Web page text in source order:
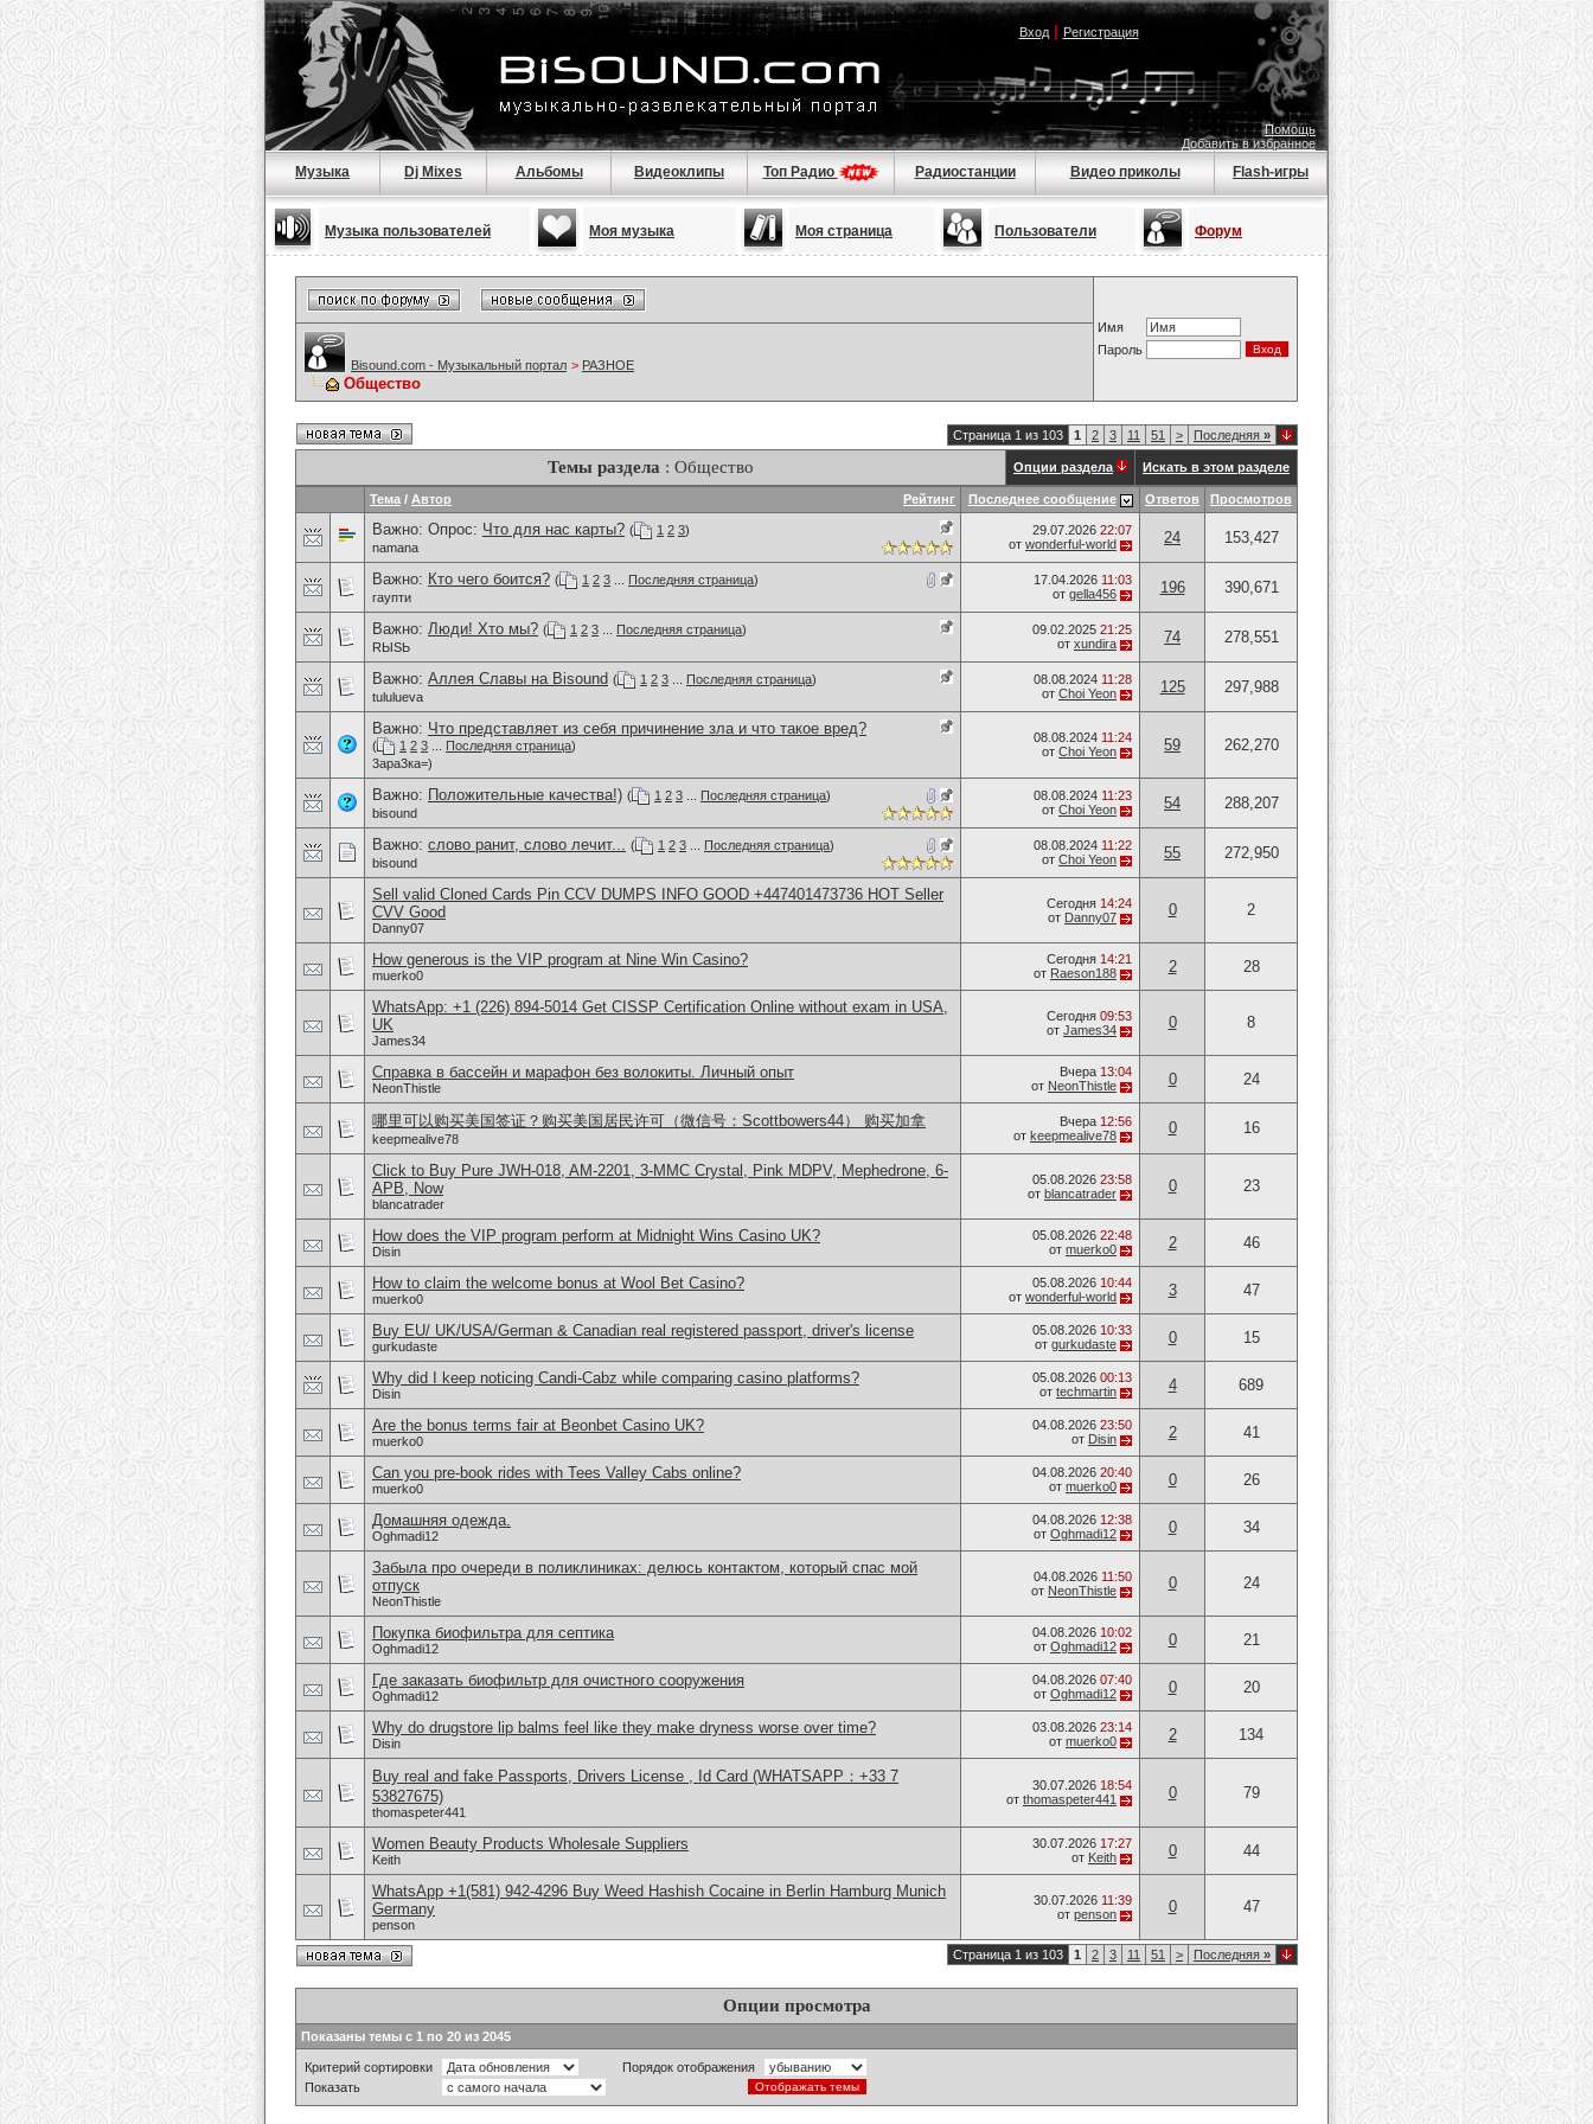
Вход| Регистрация
Помощь
Добавить в избранное
Музыка Dj Mixes Альбомы Видеоклипы Топ Радио Радиостанции Видео приколы Flash-игры
Музыка пользователей Моя музыка Моя страница Пользователи Форум
Имя
Пароль
Bisound.com - Музыкальный портал > РАЗНОЕ
Общество
Страница 1 из 103 1 2 3 11 51 > Последняя »
Темы раздела : Общество Опции раздела Искать в этом разделе
Рейтинг
Тема / Автор Последнее сообщение Ответов Просмотров
Важно: Опрос: Что для нас карты? ( 1 2 3)
namana
29.07.2026 22:07
от wonderful-world 24 153,427
Важно: Кто чего боится? ( 1 2 3 Последняя страница)
гаупти
17.04.2026 11:03
от gella456 196 390,671
Важно: Люди! Хто мы? ( 1 2 3 Последняя страница)
RЫSЬ
09.02.2025 21:25
от xundira 74 278,551
Важно: Аллея Славы на Bisound ( 1 2 3 Последняя страница)
tululueva
08.08.2024 11:28
от Choi Yeon 125 297,988
Важно: Что представляет из себя причинение зла и что такое вред?
( 1 2 3 Последняя страница)
3ара3ка=)
08.08.2024 11:24
от Choi Yeon 59 262,270
Важно: Положительные качества!) ( 1 2 3 Последняя страница)
bisound
08.08.2024 11:23
от Choi Yeon 54 288,207
Важно: слово ранит, слово лечит... ( 1 2 3 Последняя страница)
bisound
08.08.2024 11:22
от Choi Yeon 55 272,950
Sell valid Cloned Cards Pin CCV DUMPS INFO GOOD +447401473736 HOT Seller
CVV Good
Danny07
Сегодня 14:24
от Danny07 0 2
How generous is the VIP program at Nine Win Casino?
muerko0
Сегодня 14:21
от Raeson188 2 28
WhatsApp: +1 (226) 894-5014​ Get CISSP Certification Online without exam in USA,
UK
James34
Сегодня 09:53
от James34 0 8
Справка в бассейн и марафон без волокиты. Личный опыт
NeonThistle
Вчера 13:04
от NeonThistle 0 24
哪里可以购买美国签证？购买美国居民许可（微信号：Scottbowers44） 购买加拿
keepmealive78
Вчера 12:56
от keepmealive78 0 16
Click to Buy Pure JWH-018, AM-2201, 3-MMC Crystal, Pink MDPV, Mephedrone, 6-
APB, Now
blancatrader
05.08.2026 23:58
от blancatrader 0 23
How does the VIP program perform at Midnight Wins Casino UK?
Disin
05.08.2026 22:48
от muerko0 2 46
How to claim the welcome bonus at Wool Bet Casino?
muerko0
05.08.2026 10:44
от wonderful-world 3 47
Buy EU/ UK/USA/German & Canadian real registered passport, driver's license
gurkudaste
05.08.2026 10:33
от gurkudaste 0 15
Why did I keep noticing Candi-Cabz while comparing casino platforms?
Disin
05.08.2026 00:13
от techmartin 4 689
Are the bonus terms fair at Beonbet Casino UK?
muerko0
04.08.2026 23:50
от Disin 2 41
Can you pre-book rides with Tees Valley Cabs online?
muerko0
04.08.2026 20:40
от muerko0 0 26
Домашняя одежда.
Oghmadi12
04.08.2026 12:38
от Oghmadi12 0 34
Забыла про очереди в поликлиниках: делюсь контактом, который спас мой
отпуск
NeonThistle
04.08.2026 11:50
от NeonThistle 0 24
Покупка биофильтра для септика
Oghmadi12
04.08.2026 10:02
от Oghmadi12 0 21
Где заказать биофильтр для очистного сооружения
Oghmadi12
04.08.2026 07:40
от Oghmadi12 0 20
Why do drugstore lip balms feel like they make dryness worse over time?
Disin
03.08.2026 23:14
от muerko0 2 134
Buy real and fake Passports, Drivers License , Id Card (WHATSAPP：+33 7
53827675)
thomaspeter441
30.07.2026 18:54
от thomaspeter441 0 79
Women Beauty Products Wholesale Suppliers
Keith
30.07.2026 17:27
от Keith 0 44
WhatsApp +1(581) 942-4296 Buy Weed Hashish Cocaine in Berlin Hamburg Munich
Germany
penson
30.07.2026 11:39
от penson 0 47
Страница 1 из 103 1 2 3 11 51 > Последняя »
Опции просмотра
Показаны темы с 1 по 20 из 2045
Критерий сортировки
Порядок отображения
Показать